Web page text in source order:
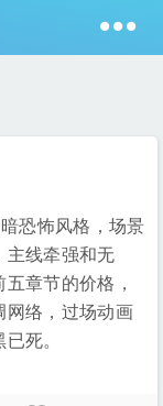
恐怖风格，场景
主线牵强和无
章节的价格，
网络，过场动画
死。